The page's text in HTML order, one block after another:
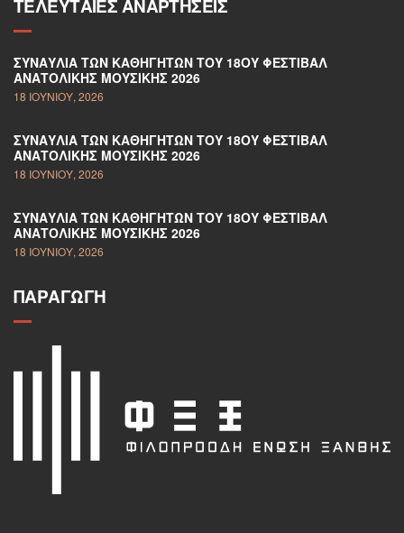
ΤΕΛΕΥΤΑΊΕΣ ΑΝΑΡΤΉΣΕΙΣ
ΣΥΝΑΥΛΊΑ ΤΩΝ ΚΑΘΗΓΗΤΏΝ ΤΟΥ 18ΟΥ ΦΕΣΤΙΒΆΛ
ΑΝΑΤΟΛΙΚΉΣ ΜΟΥΣΙΚΉΣ 2026
18 ΙΟΥΝΊΟΥ, 2026
ΣΥΝΑΥΛΊΑ ΤΩΝ ΚΑΘΗΓΗΤΏΝ ΤΟΥ 18ΟΥ ΦΕΣΤΙΒΆΛ
ΑΝΑΤΟΛΙΚΉΣ ΜΟΥΣΙΚΉΣ 2026
18 ΙΟΥΝΊΟΥ, 2026
ΣΥΝΑΥΛΊΑ ΤΩΝ ΚΑΘΗΓΗΤΏΝ ΤΟΥ 18ΟΥ ΦΕΣΤΙΒΆΛ
ΑΝΑΤΟΛΙΚΉΣ ΜΟΥΣΙΚΉΣ 2026
18 ΙΟΥΝΊΟΥ, 2026
ΠΑΡΑΓΩΓΉ